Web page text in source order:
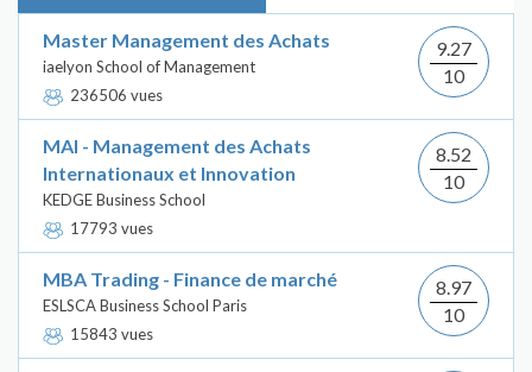
Master Management des Achats
iaelyon School of Management
236506 vues
9.27
10
MAI - Management des Achats
Internationaux et Innovation
KEDGE Business School
17793 vues
8.52
10
MBA Trading - Finance de marché
ESLSCA Business School Paris
15843 vues
8.97
10